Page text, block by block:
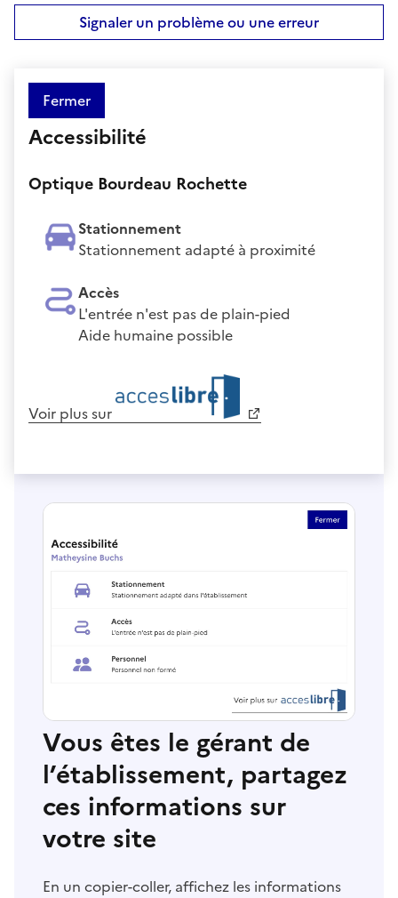
Signaler un problème ou une erreur
Fermer
Accessibilité
Optique Bourdeau Rochette
Stationnement
Stationnement adapté à proximité
Accès
L'entrée n'est pas de plain-pied
Aide humaine possible
Voir plus sur
Vous êtes le gérant de
l’établissement, partagez
ces informations sur
votre site
En un copier-coller, affichez les informations